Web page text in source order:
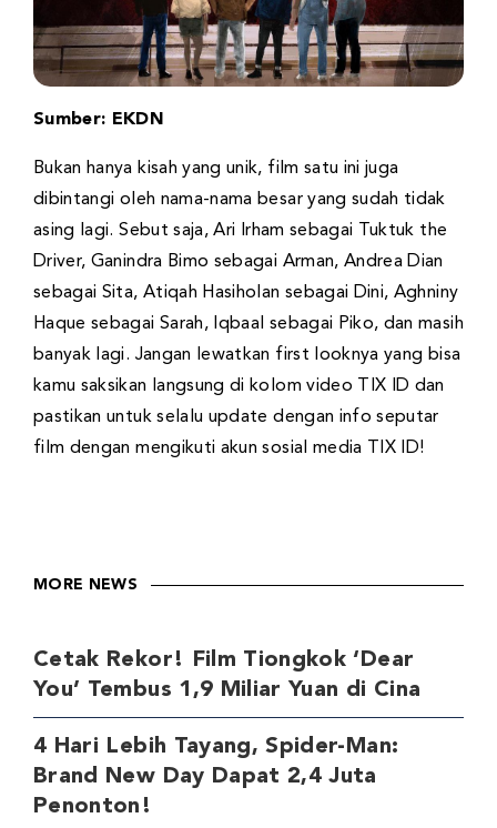
Sumber: EKDN
Bukan hanya kisah yang unik, film satu ini juga
dibintangi oleh nama-nama besar yang sudah tidak
asing lagi. Sebut saja, Ari Irham sebagai Tuktuk the
Driver, Ganindra Bimo sebagai Arman, Andrea Dian
sebagai Sita, Atiqah Hasiholan sebagai Dini, Aghniny
Haque sebagai Sarah, Iqbaal sebagai Piko, dan masih
banyak lagi. Jangan lewatkan first looknya yang bisa
kamu saksikan langsung di kolom video TIX ID dan
pastikan untuk selalu update dengan info seputar
film dengan mengikuti akun sosial media TIX ID!
MORE NEWS
Cetak Rekor! Film Tiongkok ‘Dear
You’ Tembus 1,9 Miliar Yuan di Cina
4 Hari Lebih Tayang, Spider-Man:
Brand New Day Dapat 2,4 Juta
Penonton!